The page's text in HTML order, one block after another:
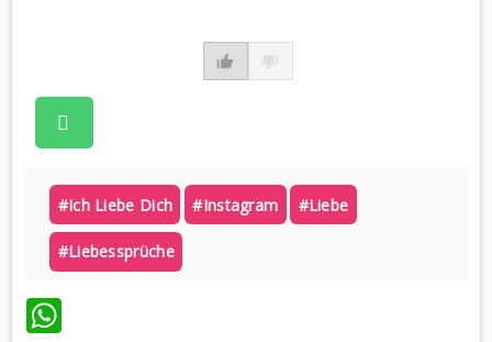
#ich Liebe Dich #instagram #liebe
#liebessprüche
WhatsApp